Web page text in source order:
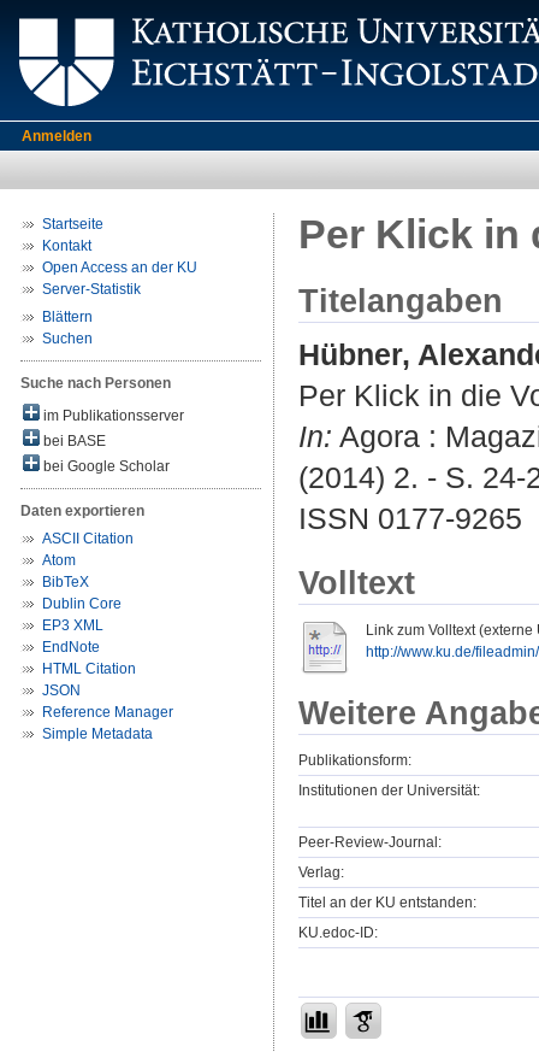
Anmelden
Startseite
Kontakt
Open Access an der KU
Server-Statistik
Blättern
Suchen
Suche nach Personen
im Publikationsserver
bei BASE
bei Google Scholar
Daten exportieren
ASCII Citation
Atom
BibTeX
Dublin Core
EP3 XML
EndNote
HTML Citation
JSON
Reference Manager
Simple Metadata
Per Klick in
Titelangaben
Hübner,
Per Klick in die
In: Agora :
(2014) 2. - S. 24-
ISSN 0177-9265
Volltext
Link zum Volltext (externe
http://www.ku.de/
Weitere
Publikationsform:
Institutionen der Universität:
Peer-Review-Journal:
Verlag:
Titel an der KU entstanden:
KU.edoc-ID: